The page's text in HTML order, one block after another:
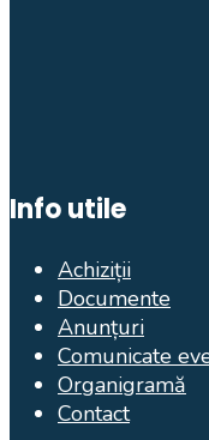
Info utile
Achiziții
Documente
Anunțuri
Comunicate
Organigramă
Contact